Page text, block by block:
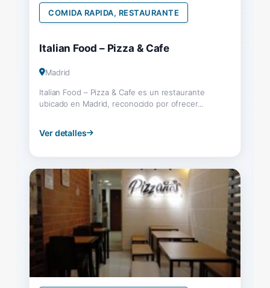
COMIDA RAPIDA, RESTAURANTE
Italian Food – Pizza & Cafe
Madrid
Italian Food – Pizza & Cafe es un restaurante
ubicado en Madrid, reconocido por ofrecer...
Ver detalles